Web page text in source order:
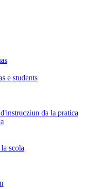
e students
da la pratica
scola